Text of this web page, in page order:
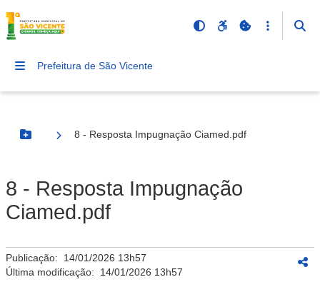
Prefeitura de São Vicente
Botão Menu
8 - Resposta Impugnação Ciamed.pdf
8 - Resposta Impugnação
Ciamed.pdf
Publicação: 14/01/2026 13h57
Última modificação: 14/01/2026 13h57